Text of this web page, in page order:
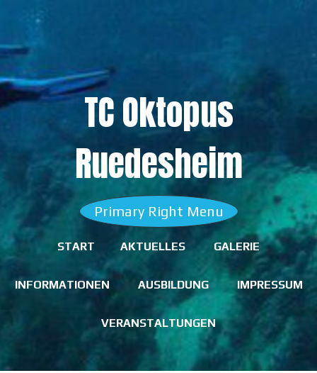
content
TC Oktopus
Ruedesheim
Primary Right Menu
START AKTUELLES GALERIE
INFORMATIONEN AUSBILDUNG IMPRESSUM
VERANSTALTUNGEN